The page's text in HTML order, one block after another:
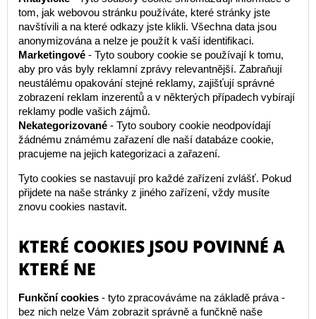
tom, jak webovou stránku používáte, které stránky jste
navštívili a na které odkazy jste klikli. Všechna data jsou
anonymizována a nelze je použít k vaší identifikaci.
Marketingové - Tyto soubory cookie se používají k tomu,
aby pro vás byly reklamní zprávy relevantnější. Zabraňují
neustálému opakování stejné reklamy, zajišťují správné
zobrazení reklam inzerentů a v některých případech vybírají
reklamy podle vašich zájmů.
Nekategorizované - Tyto soubory cookie neodpovídají
žádnému známému zařazení dle naší databáze cookie,
pracujeme na jejich kategorizaci a zařazení.
Tyto cookies se nastavují pro každé zařízení zvlášť. Pokud
přijdete na naše stránky z jiného zařízení, vždy musíte
znovu cookies nastavit.
KTERÉ COOKIES JSOU POVINNÉ A
KTERÉ NE
Funkční cookies - tyto zpracováváme na základě práva -
bez nich nelze Vám zobrazit správně a funčkně naše